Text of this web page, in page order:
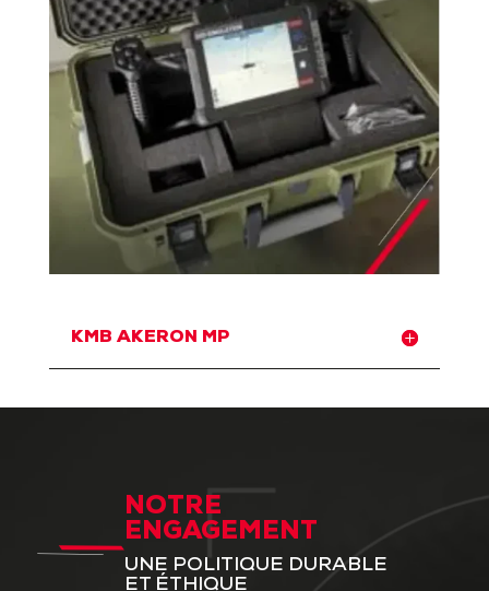
KMB AKERON MP
NOTRE
ENGAGEMENT
UNE POLITIQUE DURABLE
ET ÉTHIQUE